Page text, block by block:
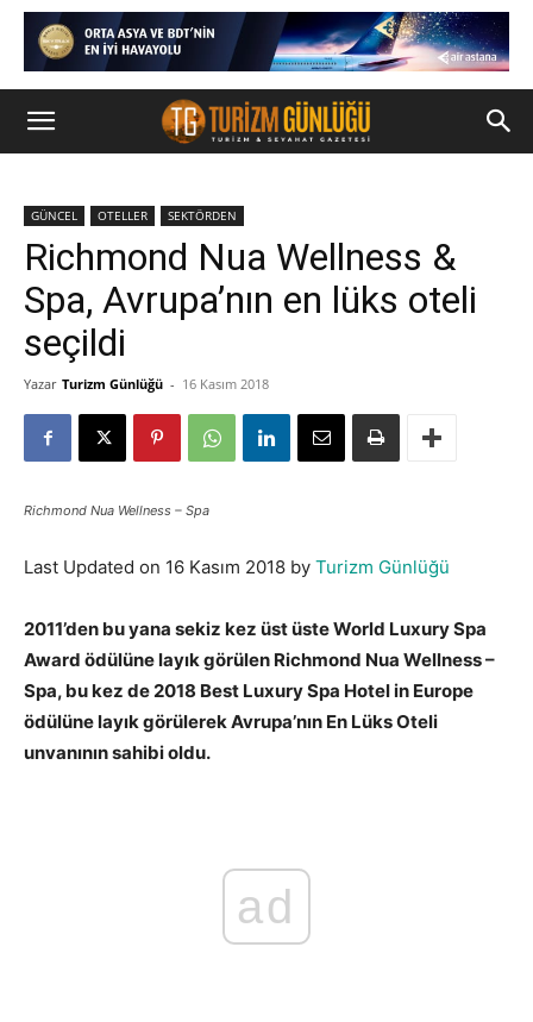
GÜNCEL OTELLER SEKTÖRDEN
Richmond Nua Wellness &
Spa, Avrupa’nın en lüks oteli
seçildi
Yazar Turizm Günlüğü - 16 Kasım 2018
Richmond Nua Wellness – Spa
Last Updated on 16 Kasım 2018 by Turizm Günlüğü
2011’den bu yana sekiz kez üst üste World Luxury Spa
Award ödülüne layık görülen Richmond Nua Wellness –
Spa, bu kez de 2018 Best Luxury Spa Hotel in Europe
ödülüne layık görülerek Avrupa’nın En Lüks Oteli
unvanının sahibi oldu.
ad